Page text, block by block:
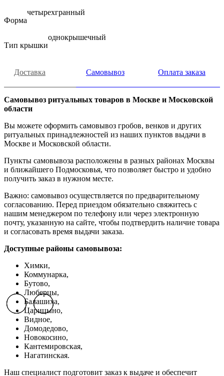
Форма
четырехгранный
Тип крышки
однокрышечный
Доставка Самовывоз Оплата заказа
Самовывоз ритуальных товаров в Москве и Московской
области
Вы можете оформить самовывоз гробов, венков и других
ритуальных принадлежностей из наших пунктов выдачи в
Москве и Московской области.
Пункты самовывоза расположены в разных районах Москвы
и ближайшего Подмосковья, что позволяет быстро и удобно
получить заказ в нужном месте.
Важно: самовывоз осуществляется по предварительному
согласованию. Перед приездом обязательно свяжитесь с
нашим менеджером по телефону или через электронную
почту, указанную на сайте, чтобы подтвердить наличие товара
и согласовать время выдачи заказа.
Доступные районы самовывоза:
Химки,
Коммунарка,
Бутово,
Люберцы,
Балашиха,
Царицыно,
Видное,
Домодедово,
Новокосино,
Кантемировская,
Нагатинская.
Наш специалист подготовит заказ к выдаче и обеспечит
Previous slide
Next slide
Previous slide
Next slide
Previous slide
Next slide